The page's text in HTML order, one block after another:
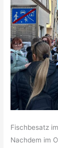
Fischbesatz
Nachdem im